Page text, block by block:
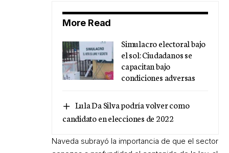
More Read
Simulacro electoral bajo
el sol: Ciudadanos se
capacitan bajo
condiciones adversas
Lula Da Silva podría volver como
candidato en elecciones de 2022
Naveda subrayó la importancia de que el sector